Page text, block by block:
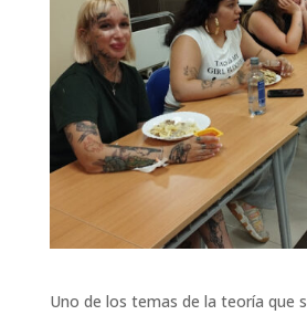
Uno de los temas de la teoría que